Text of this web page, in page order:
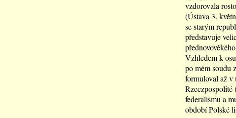
vzdorovala
(Ústava 3.
se starým
představuje
Vzhledem k
po mém soudu
formuloval až v
Rzeczpospolité
federalismu a
období Polské